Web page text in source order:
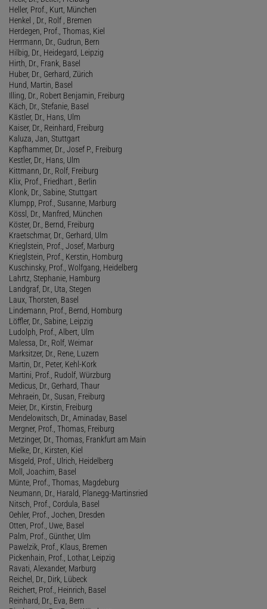
Heller, Prof., Kurt, München
Henkel , Dr., Rolf , Bremen
Herdegen, Prof., Thomas, Kiel
Herrmann, Dr., Gudrun, Bern
Hilbig, Dr., Heidegard, Leipzig
Hirth, Dr., Frank, Basel
Huber, Dr., Gerhard, Zürich
Hund, Martin, Basel
Illing, Dr., Robert Benjamin, Freiburg
Käch, Dr., Stefanie, Basel
Kästler, Dr., Hans, Ulm
Kaiser, Dr., Reinhard, Freiburg
Kaluza, Jan, Stuttgart
Kapfhammer, Dr., Josef P., Freiburg
Kestler, Dr., Hans, Ulm
Kittmann, Dr., Rolf, Freiburg
Klix, Prof., Friedhart , Berlin
Klonk, Dr., Sabine, Stuttgart
Klumpp, Prof., Susanne, Marburg
Kössl, Dr., Manfred, München
Köster, Dr., Bernd, Freiburg
Kraetschmar, Dr., Gerhard, Ulm
Krieglstein, Prof., Josef, Marburg
Krieglstein, Prof., Kerstin, Homburg
Kuschinsky, Prof., Wolfgang, Heidelberg
Lahrtz, Stephanie, Hamburg
Landgraf, Dr., Uta, Stegen
Laux, Thorsten, Basel
Lindemann, Prof., Bernd, Homburg
Löffler, Dr., Sabine, Leipzig
Ludolph, Prof., Albert, Ulm
Malessa, Dr., Rolf, Weimar
Marksitzer, Dr., Rene, Luzern
Martin, Dr., Peter, Kehl-Kork
Martini, Prof., Rudolf, Würzburg
Medicus, Dr., Gerhard, Thaur
Mehraein, Dr., Susan, Freiburg
Meier, Dr., Kirstin, Freiburg
Mendelowitsch, Dr., Aminadav, Basel
Mergner, Prof., Thomas, Freiburg
Metzinger, Dr., Thomas, Frankfurt am Main
Mielke, Dr., Kirsten, Kiel
Misgeld, Prof., Ulrich, Heidelberg
Moll, Joachim, Basel
Münte, Prof., Thomas, Magdeburg
Neumann, Dr., Harald, Planegg-Martinsried
Nitsch, Prof., Cordula, Basel
Oehler, Prof., Jochen, Dresden
Otten, Prof., Uwe, Basel
Palm, Prof., Günther, Ulm
Pawelzik, Prof., Klaus, Bremen
Pickenhain, Prof., Lothar, Leipzig
Ravati, Alexander, Marburg
Reichel, Dr., Dirk, Lübeck
Reichert, Prof., Heinrich, Basel
Reinhard, Dr., Eva, Bern